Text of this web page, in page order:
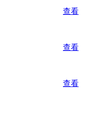
查看
查看
查看